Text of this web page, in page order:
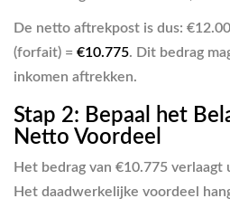
De netto aftrekpost is dus:
(forfait) = €10.775. Dit bedrag
inkomen aftrekken.
Stap 2: Bepaal het
Netto Voordeel
Het bedrag van €10.775 verlaagt
Het daadwerkelijke voordeel